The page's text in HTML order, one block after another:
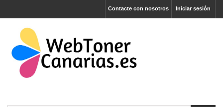
Iniciar sesión
Contacte con nosotros